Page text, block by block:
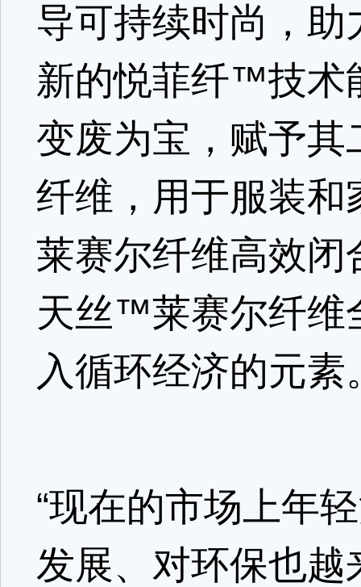
导可持续时尚，助
新的悦菲纤™技术
变废为宝，赋予
纤维，用于服装
莱赛尔纤维高效
天丝™莱赛尔纤维
入循环经济的元素
“现在的市场上年
发展、对环保也